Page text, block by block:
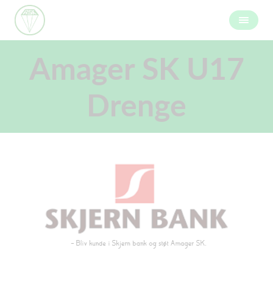
Amager SK U17
Drenge